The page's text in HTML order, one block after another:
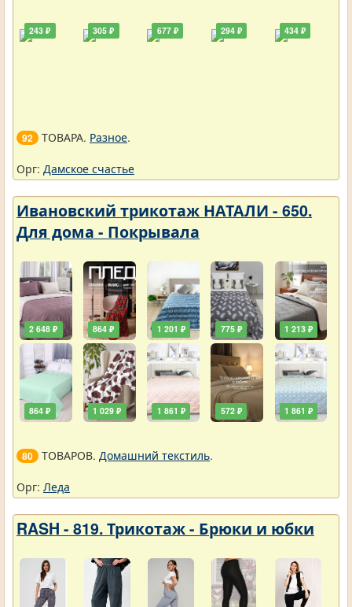
243 ₽ 305 ₽ 677 ₽ 294 ₽ 434 ₽
92 ТОВАРА. Разное.
Орг: Дамское счастье
Ивановский трикотаж НАТАЛИ - 650.
Для дома - Покрывала
2 648 ₽
864 ₽
864 ₽
1 029 ₽
1 201 ₽
1 861 ₽
775 ₽
572 ₽
1 213 ₽
1 861 ₽
80 ТОВАРОВ. Домашний текстиль.
Орг: Леда
RASH - 819. Трикотаж - Брюки и юбки